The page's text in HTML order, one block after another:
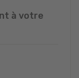
à votre